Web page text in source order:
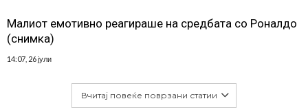
Малиот емотивно реагираше на средбата со Роналдо
(снимка)
14:07, 26 јули
Вчитај повеќе поврзани статии